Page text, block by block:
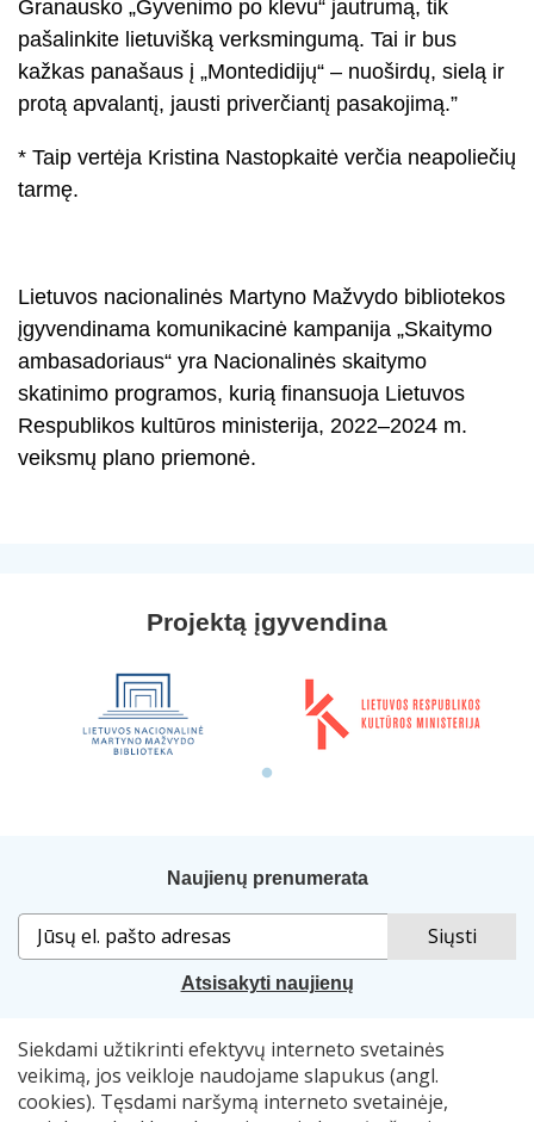
Siekdami užtikrinti efektyvų interneto svetainės
veikimą, jos veikloje naudojame slapukus (angl.
cookies). Tęsdami naršymą interneto svetainėje,
Granausko „Gyvenimo po klevu“ jautrumą, tik
pašalinkite lietuvišką verksmingumą. Tai ir bus
kažkas panašaus į „Montedidijų“ – nuoširdų, sielą ir
protą apvalantį, jausti priverčiantį pasakojimą.”
* Taip vertėja Kristina Nastopkaitė verčia neapoliečių
tarmę.
Lietuvos nacionalinės Martyno Mažvydo bibliotekos
įgyvendinama komunikacinė kampanija „Skaitymo
ambasadoriaus“ yra Nacionalinės skaitymo
skatinimo programos, kurią finansuoja Lietuvos
Respublikos kultūros ministerija, 2022–2024 m.
veiksmų plano priemonė.
Projektą įgyvendina
Naujienų prenumerata
Atsisakyti naujienų
Sprendimas: „Idamas“ . Naudojama „Smart Web“
sistema.
© 2007–2026 Lietuvos nacionalinė Martyno Mažvydo